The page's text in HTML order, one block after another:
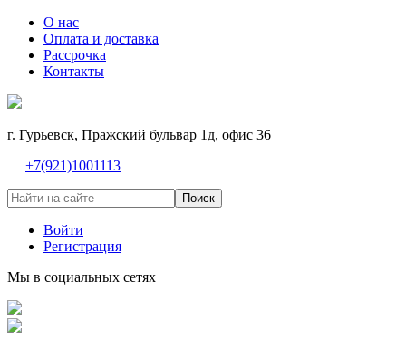
О нас
Оплата и доставка
Рассрочка
Контакты
г. Гурьевск, Пражский бульвар 1д, офис 36
+7(921)1001113
Поиск
Войти
Регистрация
Мы в социальных сетях